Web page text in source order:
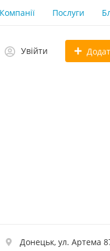
Компанії Послуги
Увійти
Донецьк, ул. Артема